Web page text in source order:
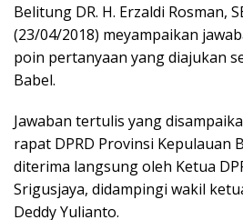
Belitung DR. H. Erzaldi Rosman,
(23/04/2018) meyampaikan
poin pertanyaan yang diajukan
Babel.
Jawaban tertulis yang
rapat DPRD Provinsi Kepulauan
diterima langsung oleh Ketua
Srigusjaya, didampingi wakil
Deddy Yulianto.